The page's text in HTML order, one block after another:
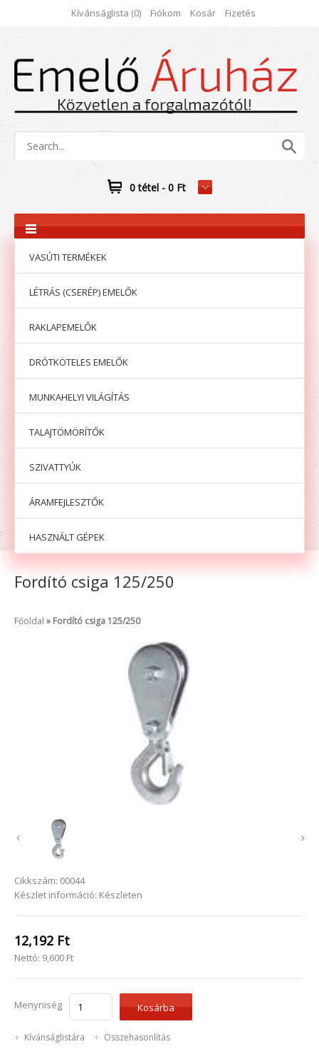
Kívánságlista (0) Fiókom Kosár Fizetés
0 tétel - 0 Ft
VASÚTI TERMÉKEK
LÉTRÁS (CSERÉP) EMELŐK
RAKLAPEMELŐK
DRÓTKÖTELES EMELŐK
MUNKAHELYI VILÁGÍTÁS
TALAJTÖMÖRÍTŐK
SZIVATTYÚK
ÁRAMFEJLESZTŐK
HASZNÁLT GÉPEK
Fordító csiga 125/250
Főoldal Fordító csiga 125/250
Cikkszám: 00044
Készlet információ: Készleten
12,192 Ft
Nettó: 9,600 Ft
Menyniség
Kívánságlistára Összehasonlítás